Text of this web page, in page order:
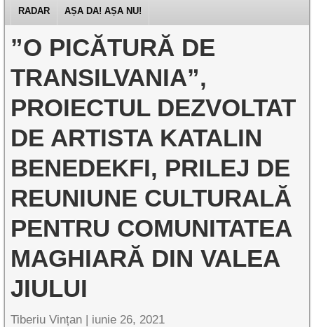
RADAR AȘA DA! AȘA NU!
”O PICĂTURĂ DE
TRANSILVANIA”,
PROIECTUL DEZVOLTAT
DE ARTISTA KATALIN
BENEDEKFI, PRILEJ DE
REUNIUNE CULTURALĂ
PENTRU COMUNITATEA
MAGHIARĂ DIN VALEA
JIULUI
Tiberiu Vințan | iunie 26, 2021